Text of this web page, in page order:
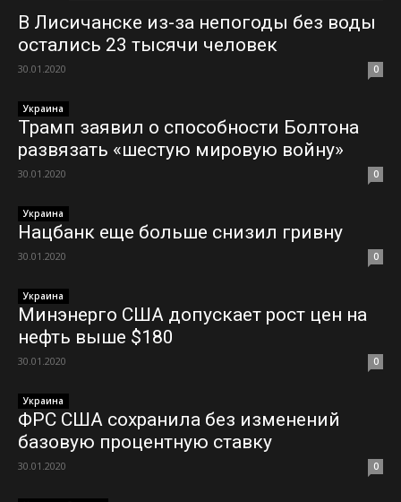
В Лисичанске из-за непогоды без воды
остались 23 тысячи человек
30.01.2020 0
Украина
Трамп заявил о способности Болтона
развязать «шестую мировую войну»
30.01.2020 0
Украина
Нацбанк еще больше снизил гривну
30.01.2020 0
Украина
Минэнерго США допускает рост цен на
нефть выше $180
30.01.2020 0
Украина
ФРС США сохранила без изменений
базовую процентную ставку
30.01.2020 0